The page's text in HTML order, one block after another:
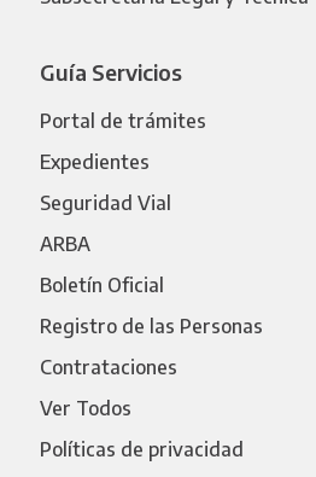
Guía Servicios
Portal de trámites
Expedientes
Seguridad Vial
ARBA
Boletín Oficial
Registro de las Personas
Contrataciones
Ver Todos
Políticas de privacidad